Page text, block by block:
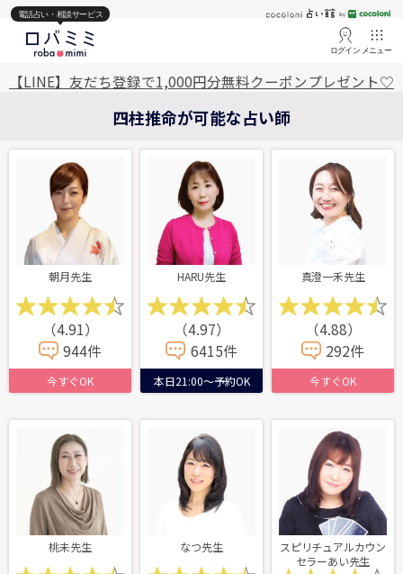
電話占い・相談サービス
ログイン メニュー
【LINE】友だち登録で1,000円分無料クーポンプレゼント♡
四柱推命が可能な占い師
朝月先生
（4.91）
944件
今すぐOK
HARU先生
（4.97）
6415件
本日21:00～予約OK
真澄一禾先生
（4.88）
292件
今すぐOK
桃未先生 なつ先生
スピリチュアルカウン
セラーあい先生